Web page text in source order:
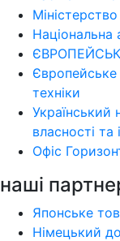
Національна
Європейське
техніки
Український
власності та
Офіс
наші
Японське
Німецький